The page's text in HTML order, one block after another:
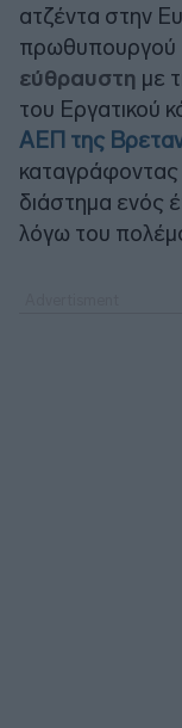
ατζέντα στην
πρωθυπουργού
εύθραυστη με
του Εργατικού
ΑΕΠ της
διάστημα ενός
λόγω του